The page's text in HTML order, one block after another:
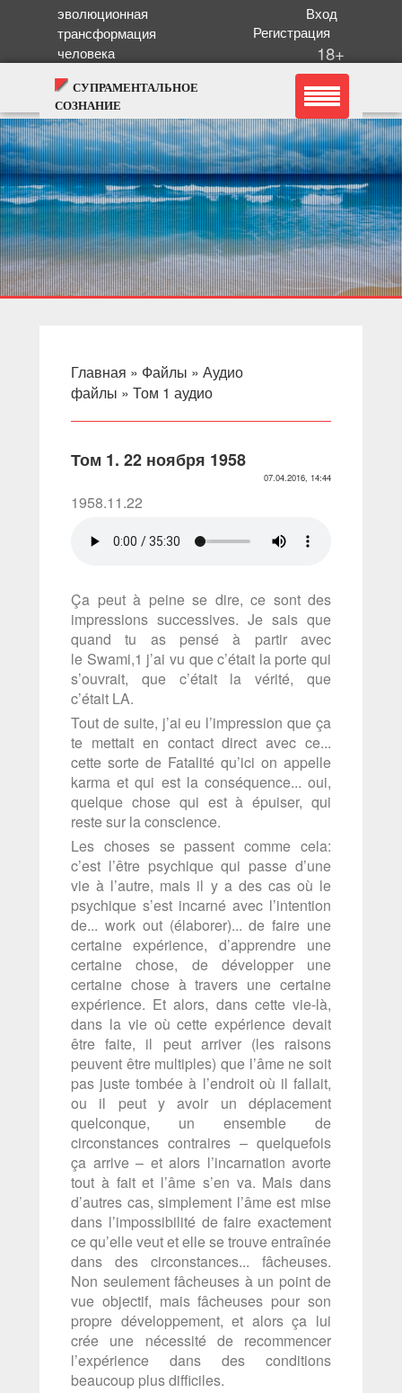
эволюционная
трансформация
человека
Вход
Регистрация
18+
СУПРАМЕНТАЛЬНОЕ
СОЗНАНИЕ
Главная » Файлы » Аудио
файлы » Том 1 аудио
Том 1. 22 ноября 1958
07.04.2016, 14:44
1958.11.22
Ça peut à peine se dire, ce sont des
impressions successives. Je sais que
quand tu as pensé à partir avec
le Swami,1 j’ai vu que c’était la porte qui
s’ouvrait, que c’était la vérité, que
c’était LA.
Tout de suite, j’ai eu l’impression que ça
te mettait en contact direct avec ce...
cette sorte de Fatalité qu’ici on appelle
karma et qui est la conséquence... oui,
quelque chose qui est à épuiser, qui
reste sur la conscience.
Les choses se passent comme cela:
c’est l’être psychique qui passe d’une
vie à l’autre, mais il y a des cas où le
psychique s’est incarné avec l’intention
de... work out (élaborer)... de faire une
certaine expérience, d’apprendre une
certaine chose, de développer une
certaine chose à travers une certaine
expérience. Et alors, dans cette vie-là,
dans la vie où cette expérience devait
être faite, il peut arriver (les raisons
peuvent être multiples) que l’âme ne soit
pas juste tombée à l’endroit où il fallait,
ou il peut y avoir un déplacement
quelconque, un ensemble de
circonstances contraires – quelquefois
ça arrive – et alors l’incarnation avorte
tout à fait et l’âme s’en va. Mais dans
d’autres cas, simplement l’âme est mise
dans l’impossibilité de faire exactement
ce qu’elle veut et elle se trouve entraînée
dans des circonstances... fâcheuses.
Non seulement fâcheuses à un point de
vue objectif, mais fâcheuses pour son
propre développement, et alors ça lui
crée une nécessité de recommencer
l’expérience dans des conditions
beaucoup plus difficiles.